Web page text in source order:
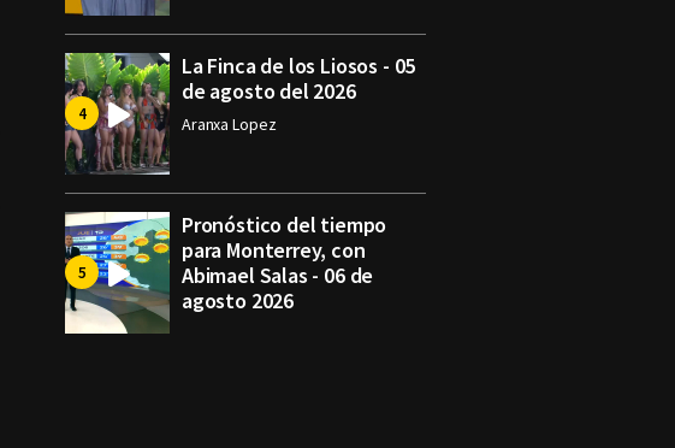
La Finca de los Liosos - 05
de agosto del 2026
Aranxa Lopez
Pronóstico del tiempo
para Monterrey, con
Abimael Salas - 06 de
agosto 2026